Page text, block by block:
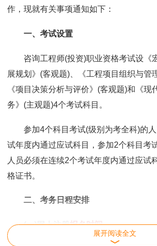
作，现就有关事项通知如下：
一、考试设置
咨询工程师(投资)职业资格考试设《
展规划》(客观题)、《工程项目组织与管
《项目决策分析与评价》(客观题)和《现
务》(主观题)4个考试科目。
参加4个科目考试(级别为考全科)的人
试年度内通过应试科目，参加2个科目考
人员必须在连续2个考试年度内通过应试
格证书。
二、考务日程安排
(一)网上注册报名时间
展开阅读全文